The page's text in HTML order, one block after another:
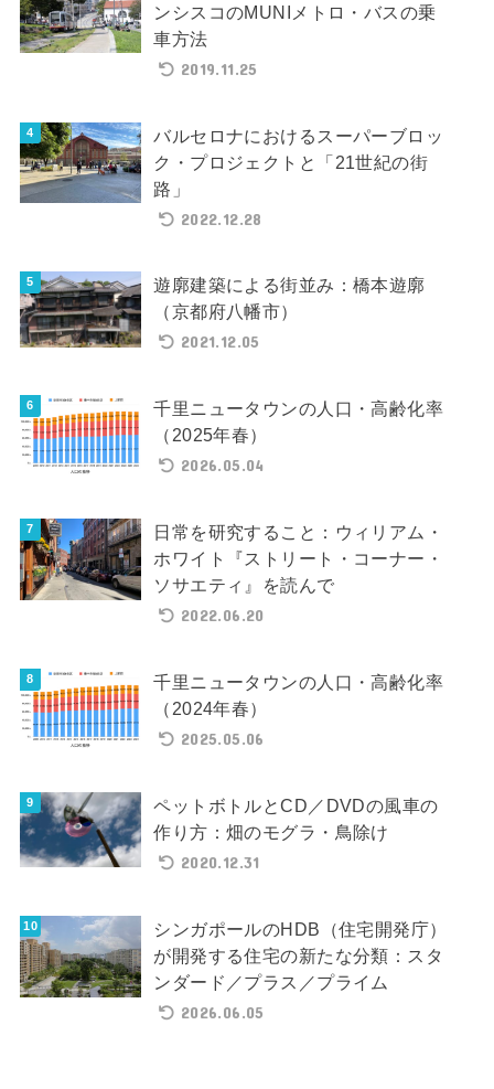
ンシスコのMUNIメトロ・バスの乗
車方法
2019.11.25
バルセロナにおけるスーパーブロッ
ク・プロジェクトと「21世紀の街
路」
2022.12.28
遊廓建築による街並み：橋本遊廓
（京都府八幡市）
2021.12.05
千里ニュータウンの人口・高齢化率
（2025年春）
2026.05.04
日常を研究すること：ウィリアム・
ホワイト『ストリート・コーナー・
ソサエティ』を読んで
2022.06.20
千里ニュータウンの人口・高齢化率
（2024年春）
2025.05.06
ペットボトルとCD／DVDの風車の
作り方：畑のモグラ・鳥除け
2020.12.31
シンガポールのHDB（住宅開発庁）
が開発する住宅の新たな分類：スタ
ンダード／プラス／プライム
2026.06.05